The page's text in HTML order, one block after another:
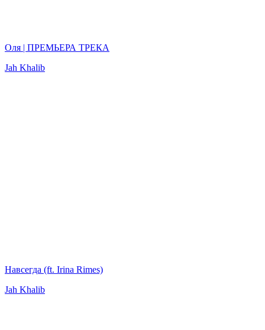
Оля | ПРЕМЬЕРА ТРЕКА
Jah Khalib
Навсегда (ft. Irina Rimes)
Jah Khalib